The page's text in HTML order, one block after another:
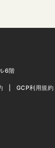
6階
GCP利用規約